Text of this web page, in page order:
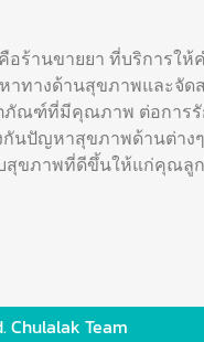
อร้านขายยา ที่บริการให้
าทางด้านสุขภาพและจัด
ภัณฑ์ที่มีคุณภาพ ต่อการรั
กันปัญหาสุขภาพด้านต่างๆ
สุขภาพที่ดีขึ้นให้แก่คุณลู
Chulalak Team